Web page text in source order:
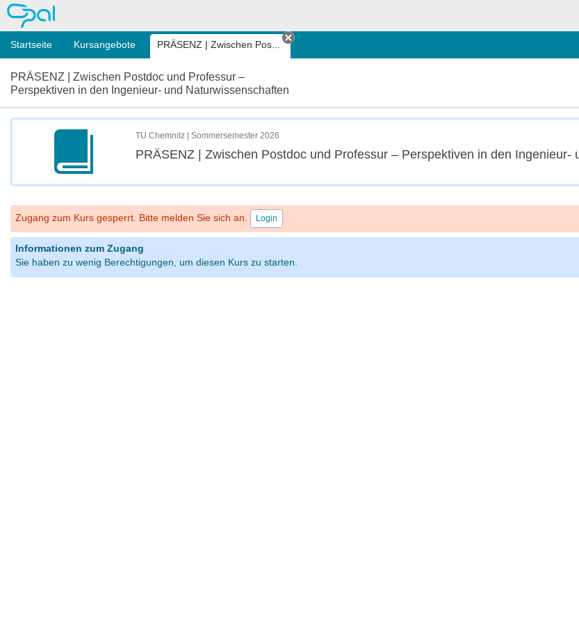
OPAL
Startseite Kursangebote PRÄSENZ | Zwischen Pos...
Tab schließen
PRÄSENZ | Zwischen Postdoc und Professur –
Perspektiven in den Ingenieur- und Naturwissenschaften
TU Chemnitz | Sommersemester 2026
PRÄSENZ | Zwischen Postdoc und Professur – Perspektiven in den Ingenieur-
Zugang zum Kurs gesperrt. Bitte melden Sie sich an. Login
Informationen zum Zugang
Sie haben zu wenig Berechtigungen, um diesen Kurs zu starten.